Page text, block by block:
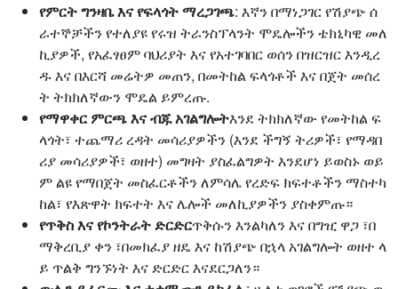
የምርት ግንዛቤ እና የፍላጎት ማረጋገጫ: እኛን በማነጋገር የሽያጭ ሰ
ራተኞቻችን የተለያዩ የሩዝ ትራንስፕላንት ሞዴሎችን ቴክኒካዊ መለ
ኪያዎች, የአፈፃፀም ባህሪያት እና የአተገባበር ወሰን በዝርዝር እንዲረ
ዱ እና በእርሻ መሬትዎ መጠን, በመትከል ፍላጎቶች እና በጀት መሰረ
ት ትክክለኛውን ሞዴል ይምረጡ.
የማዋቀር ምርጫ እና ብጁ አገልግሎትእንደ ትክክለኛው የመትከል ፍ
ላጎት፣ ተጨማሪ ረዳት መሳሪያዎችን (እንደ ችግኝ ትሪዎች፣ የማዳበ
ሪያ መሳሪያዎች፣ ወዘተ) መግዛት ያስፈልግዎት እንደሆነ ይወስኑ ወይ
ም ልዩ የማበጀት መስፈርቶችን ለምሳሌ የረድፍ ክፍተቶችን ማስተካ
ከል፣ የእጽዋት ክፍተት እና ሌሎች መለኪያዎችን ያስቀምጡ።
የጥቅስ እና የኮንትራት ድርድርጥቅሱን እንልካለን እና በግዢ ዋጋ ፣በ
ማቅረቢያ ቀን ፣በመክፈያ ዘዴ እና ከሽያጭ በኋላ አገልግሎት ወዘተ ላ
ይ ጥልቅ ግንኙነት እና ድርድር እናደርጋለን።